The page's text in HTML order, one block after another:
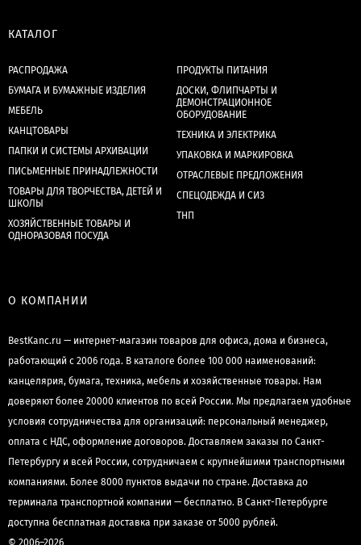
КАТАЛОГ
РАСПРОДАЖА
БУМАГА И БУМАЖНЫЕ ИЗДЕЛИЯ
МЕБЕЛЬ
КАНЦТОВАРЫ
ПАПКИ И СИСТЕМЫ АРХИВАЦИИ
ПИСЬМЕННЫЕ ПРИНАДЛЕЖНОСТИ
ТОВАРЫ ДЛЯ ТВОРЧЕСТВА, ДЕТЕЙ И
ШКОЛЫ
ХОЗЯЙСТВЕННЫЕ ТОВАРЫ И
ОДНОРАЗОВАЯ ПОСУДА
ПРОДУКТЫ ПИТАНИЯ
ДОСКИ, ФЛИПЧАРТЫ И
ДЕМОНСТРАЦИОННОЕ
ОБОРУДОВАНИЕ
ТЕХНИКА И ЭЛЕКТРИКА
УПАКОВКА И МАРКИРОВКА
ОТРАСЛЕВЫЕ ПРЕДЛОЖЕНИЯ
СПЕЦОДЕЖДА И СИЗ
ТНП
О КОМПАНИИ
BestKanc.ru — интернет-магазин товаров для офиса, дома и бизнеса,
работающий с 2006 года. В каталоге более 100 000 наименований:
канцелярия, бумага, техника, мебель и хозяйственные товары. Нам
доверяют более 20000 клиентов по всей России. Мы предлагаем удобные
условия сотрудничества для организаций: персональный менеджер,
оплата с НДС, оформление договоров. Доставляем заказы по Санкт-
Петербургу и всей России, сотрудничаем с крупнейшими транспортными
компаниями. Более 8000 пунктов выдачи по стране. Доставка до
терминала транспортной компании — бесплатно. В Санкт-Петербурге
доступна бесплатная доставка при заказе от 5000 рублей.
© 2006–2026